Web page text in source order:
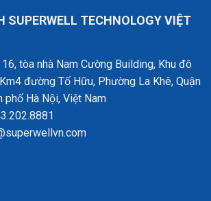
SUPERWELL TECHNOLOGY VIỆT
tòa nhà Nam Cường Building, Khu đô
đường Tố Hữu, Phường La Khê, Quận
phố Hà Nội, Việt Nam